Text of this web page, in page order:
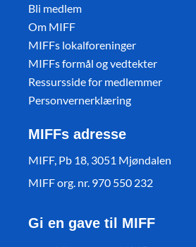
Bli medlem
Om MIFF
MIFFs lokalforeninger
MIFFs formål og vedtekter
Ressursside for medlemmer
Personvernerklæring
MIFFs adresse
MIFF, Pb 18, 3051 Mjøndalen
MIFF org. nr. 970 550 232
Gi en gave til MIFF